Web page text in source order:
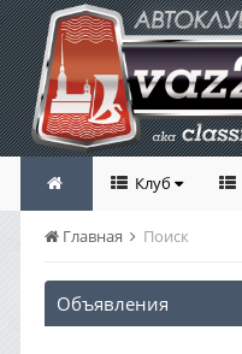
Клуб
Главная Поиск
Объявления